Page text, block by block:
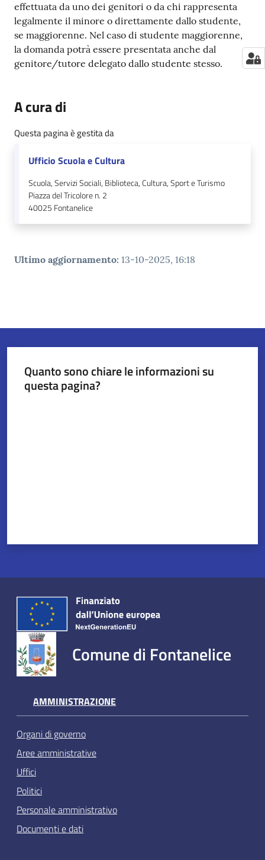
effettuata da uno dei genitori o da chi rappresenta
legalmente il minore o direttamente dallo studente,
se maggiorenne. Nel caso di studente maggiorenne,
la domanda potrà essere presentata anche dal
genitore/tutore delegato dallo studente stesso.
A cura di
Questa pagina è gestita da
Ufficio Scuola e Cultura
Scuola, Servizi Sociali, Biblioteca, Cultura, Sport e Turismo
Piazza del Tricolore n. 2
40025 Fontanelice
Ultimo aggiornamento: 13-10-2025, 16:18
Quanto sono chiare le informazioni su
questa pagina?
Comune di Fontanelice
AMMINISTRAZIONE
Organi di governo
Aree amministrative
Uffici
Politici
Personale amministrativo
Documenti e dati